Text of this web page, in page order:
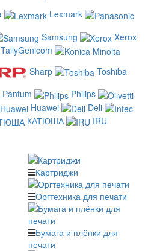
Lexmark
Samsung
Xerox
TallyGenicom
Sharp
Toshiba
Pantum
Philips
Huawei
Deli
КАТЮША
IRU
Картриджи
Оргтехника для печати
Бумага и плёнки для
печати